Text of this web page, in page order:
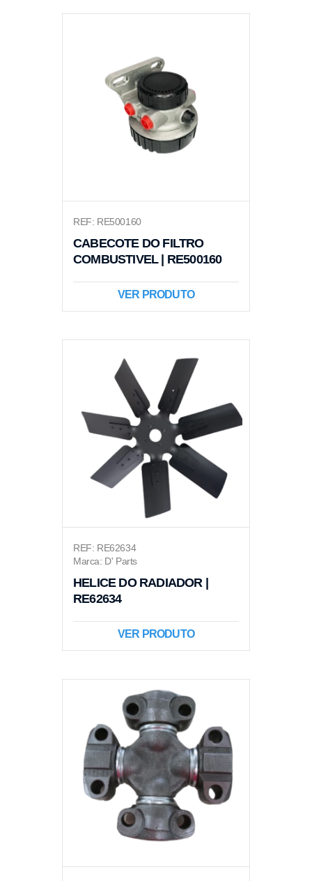
REF: RE500160
CABECOTE DO FILTRO
COMBUSTIVEL | RE500160
VER PRODUTO
REF: RE62634
Marca: D' Parts
HELICE DO RADIADOR |
RE62634
VER PRODUTO